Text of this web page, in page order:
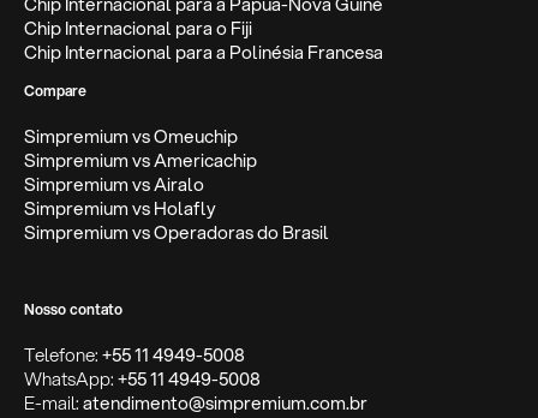
Chip Internacional para o Fiji
Chip Internacional para a Polinésia Francesa
Compare
Simpremium vs Omeuchip
Simpremium vs Americachip
Simpremium vs Airalo
Simpremium vs Holafly
Simpremium vs Operadoras do Brasil
Nosso contato
Telefone:+55 11 4949-5008
WhatsApp:+55 11 4949-5008
E-mail:atendimento@simpremium.com.br